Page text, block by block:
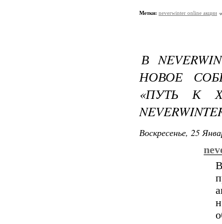
Метки: neverwinter online акции
В
НОВОЕ
«ПУТЬ К
Воскресенье, 25